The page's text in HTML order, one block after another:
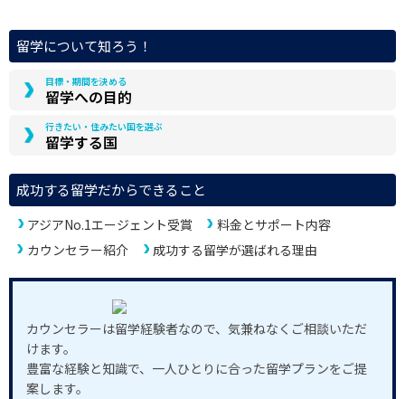
留学について知ろう！
目標・期間を決める
留学への目的
行きたい・住みたい国を選ぶ
留学する国
成功する留学だからできること
アジアNo.1エージェント受賞
料金とサポート内容
カウンセラー紹介
成功する留学が選ばれる理由
カウンセラーは留学経験者なので、気兼ねなくご相談いただ
けます。
豊富な経験と知識で、一人ひとりに合った留学プランをご提
案します。